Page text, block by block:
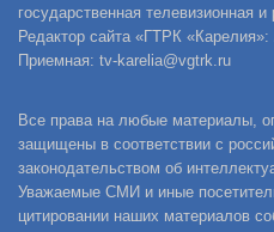
государственная телевизионная
Редактор сайта «ГТРК
Приемная: tv-karelia@vgtrk.ru
Все права на любые материалы,
защищены в соответствии с
законодательством об
Уважаемые СМИ и иные
цитировании наших материалов